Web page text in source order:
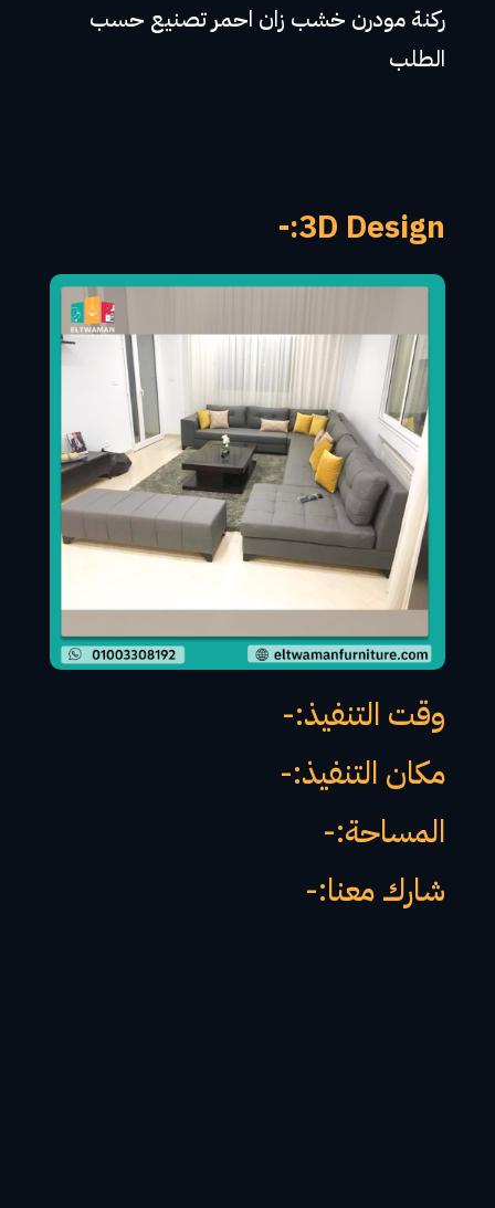
ركنة مودرن خشب زان احمر تصنيع حسب
الطلب
3D Design:-
وقت التنفيذ:-
مكان التنفيذ:-
المساحة:-
شارك معنا:-